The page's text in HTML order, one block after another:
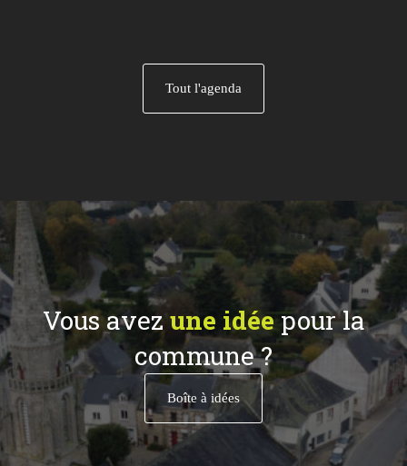
Tout l'agenda
Vous avezune idéepour la
commune ?
Boîte à idées